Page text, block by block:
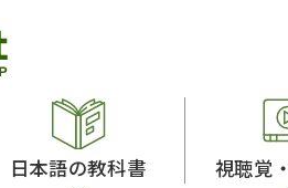
日本語の教科書 視聴覚